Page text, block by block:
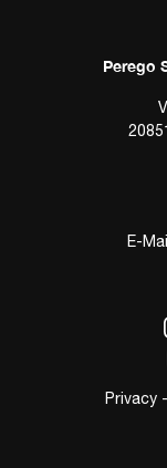
Perego
E-
Privacy -